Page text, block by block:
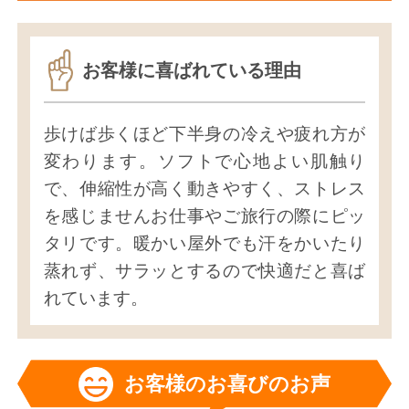
お客様に喜ばれている理由
歩けば歩くほど下半身の冷えや疲れ方が
変わります。ソフトで心地よい肌触り
で、伸縮性が高く動きやすく、ストレス
を感じませんお仕事やご旅行の際にピッ
タリです。暖かい屋外でも汗をかいたり
蒸れず、サラッとするので快適だと喜ば
れています。
お客様のお喜びのお声